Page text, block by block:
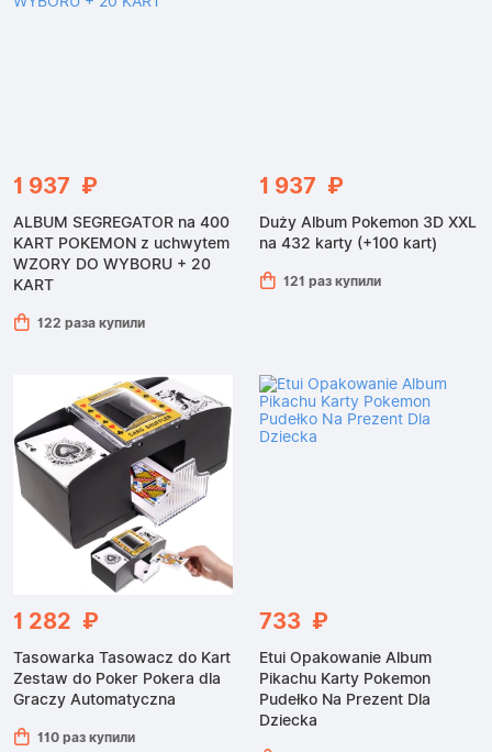
1 937 ₽
ALBUM SEGREGATOR na 400
KART POKEMON z uchwytem
WZORY DO WYBORU + 20
KART
122 раза купили
1 937 ₽
Duży Album Pokemon 3D XXL
na 432 karty (+100 kart)
121 раз купили
1 282 ₽
Tasowarka Tasowacz do Kart
Zestaw do Poker Pokera dla
Graczy Automatyczna
110 раз купили
733 ₽
Etui Opakowanie Album
Pikachu Karty Pokemon
Pudełko Na Prezent Dla
Dziecka